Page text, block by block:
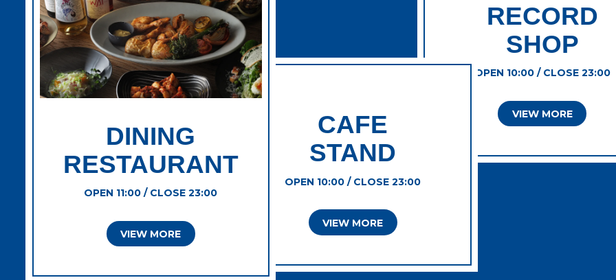
DINING
RESTAURANT
OPEN 11:00 / CLOSE 23:00
VIEW MORE
CAFE
STAND
OPEN 10:00 / CLOSE 23:00
VIEW MORE
RECORD
SHOP
OPEN 10:00 / CLOSE 23:00
VIEW MORE